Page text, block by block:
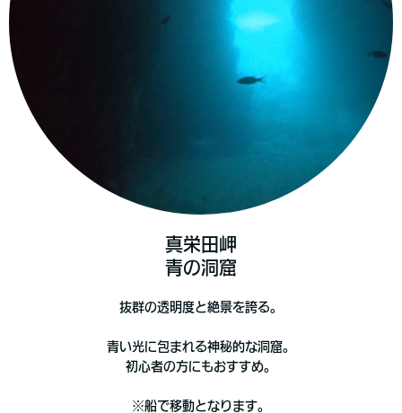
真栄田岬
青の洞窟
抜群の透明度と絶景を誇る。
青い光に包まれる神秘的な洞窟。
初心者の方にもおすすめ。
※船で移動となります。